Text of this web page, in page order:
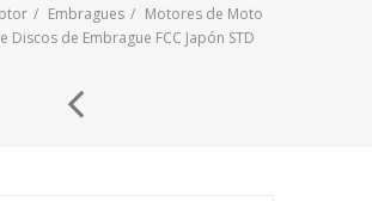
Embragues
Motores de Moto
Discos de Embrague FCC Japón STD